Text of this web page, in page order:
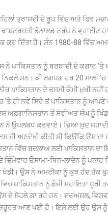
ਤ੍ਰਾਸਦੀ ਦੇ ਰੂਪ ਵਿੱਚ ਅਤੇ ਫਿਰ
ਡੋਨਾਲਡ ਟਰੰਪ ਨੇ ਵ੍ਹਾਈਟ
ਦਿੱਤਾ ਹੈ। ਸੰਨ 1980-88 ਵਿੱਚ
ਨੂੰ ਬਰਬਾਦੀ ਦੇ ਕਗਾਰ ’ਤੇ
ਸਨ। ਕੀ ਲਗਪਗ ਹਰ 20 ਸਾਲਾਂ
ਦੇ ਰਸਮੀ ਕੌਮੀ ਮੁਖੀ ਨਹੀਂ
ਹੀ ਨਵੇਂ ਸਿਰੇ ਤੋਂ ਪਾਕਿਸਤਾਨ ਨੂੰ
ਤੋਂ ਸੋਵੀਅਤ ਸੰਘ ਨੂੰ
ਨੇ ਉਪਲਬਧ ਕਰਵਾਏ। ਜ਼ਿਆ ਖ਼ੁਦ
ਦੀ ਅਣਦੇਖੀ ਕੀਤੀ ਸੀ ਕਿਉਂਕਿ ਉਸ
ਵਿੱਚ ਬਦਲਾਅ ਲਈ ਪਾਕਿਸਤਾਨ ਦਾ
ਓਸਾਮਾ-ਬਿਨ-ਲਾਦੇਨ ਨੂੰ
ਖੇਡੀ। ਉਸ ਨੇ ਅਮਰੀਕਾ ਨੂੰ ਕੁਝ ਹੱਦ ਤੱਕ
ਨੂੰ ਫ਼ੌਜੀ ਸਹਾਇਤਾ ਪੂਰੀ
ਦੇ ਸੋਹਲੇ ਗਾ ਰਹੇ ਹਨ। ਦਰਅਸਲ,
ਆਣ ਪਈ ਹੈ। ਇਸੇ ਲਈ ਉਹ ਉਸ ਨੂੰ